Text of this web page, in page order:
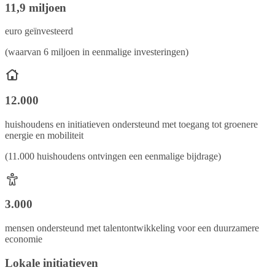
11,9 miljoen
euro geïnvesteerd
(waarvan 6 miljoen in eenmalige investeringen)
12.000
huishoudens en initiatieven ondersteund met toegang tot groenere
energie en mobiliteit
(11.000 huishoudens ontvingen een eenmalige bijdrage)
3.000
mensen ondersteund met talentontwikkeling voor een duurzamere
economie
Lokale initiatieven